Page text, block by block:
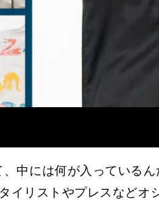
、中には何が入っている
イリストやプレスなどオ